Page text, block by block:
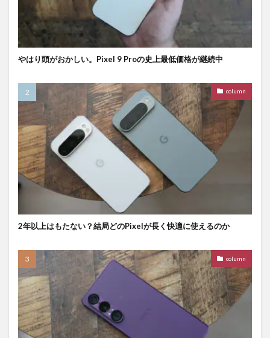
やはり頭がおかしい。Pixel 9 Proの史上最低価格が継続中
column
2年以上はもたない？結局どのPixelが長く快適に使えるのか
column